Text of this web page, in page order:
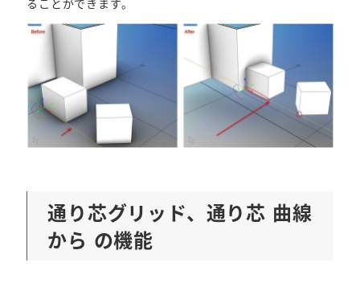
ることができます。
通り芯グリッド、通り芯 曲線
から の機能